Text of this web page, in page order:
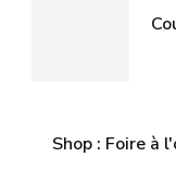
Shop : Foire à